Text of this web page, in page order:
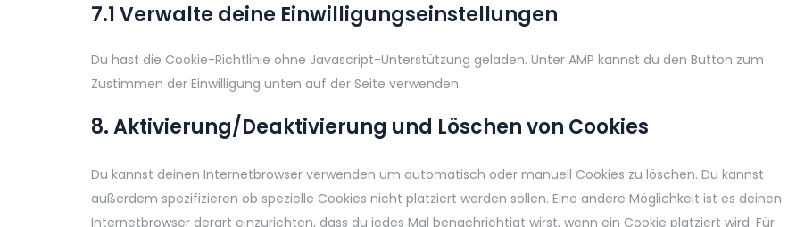
7.1 Verwalte deine Einwilligungseinstellungen
Du hast die Cookie-Richtlinie ohne Javascript-Unterstützung geladen. Unter AMP kannst du den Button zum
Zustimmen der Einwilligung unten auf der Seite verwenden.
8. Aktivierung/Deaktivierung und Löschen von Cookies
Du kannst deinen Internetbrowser verwenden um automatisch oder manuell Cookies zu löschen. Du kannst
außerdem spezifizieren ob spezielle Cookies nicht platziert werden sollen. Eine andere Möglichkeit ist es deinen
Internetbrowser derart einzurichten, dass du jedes Mal benachrichtigt wirst, wenn ein Cookie platziert wird. Für